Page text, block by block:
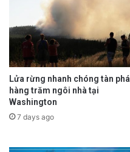
Lửa rừng nhanh chóng tàn phá
hàng trăm ngôi nhà tại
Washington
7 days ago